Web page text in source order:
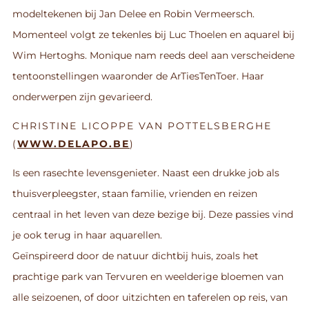
modeltekenen bij Jan Delee en Robin Vermeersch.
Momenteel volgt ze tekenles bij Luc Thoelen en aquarel bij
Wim Hertoghs. Monique nam reeds deel aan verscheidene
tentoonstellingen waaronder de ArTiesTenToer. Haar
onderwerpen zijn gevarieerd.
CHRISTINE LICOPPE VAN POTTELSBERGHE
(WWW.DELAPO.BE)
Is een rasechte levensgenieter. Naast een drukke job als
thuisverpleegster, staan familie, vrienden en reizen
centraal in het leven van deze bezige bij. Deze passies vind
je ook terug in haar aquarellen.
Geïnspireerd door de natuur dichtbij huis, zoals het
prachtige park van Tervuren en weelderige bloemen van
alle seizoenen, of door uitzichten en taferelen op reis, van